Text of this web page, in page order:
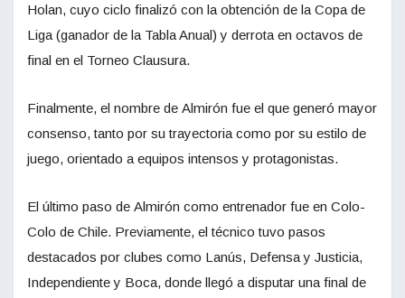
Holan, cuyo ciclo finalizó con la obtención de la Copa de
Liga (ganador de la Tabla Anual) y derrota en octavos de
final en el Torneo Clausura.
Finalmente, el nombre de Almirón fue el que generó mayor
consenso, tanto por su trayectoria como por su estilo de
juego, orientado a equipos intensos y protagonistas.
El último paso de Almirón como entrenador fue en Colo-
Colo de Chile. Previamente, el técnico tuvo pasos
destacados por clubes como Lanús, Defensa y Justicia,
Independiente y Boca, donde llegó a disputar una final de